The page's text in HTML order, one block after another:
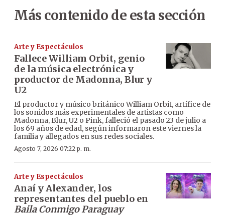
Más contenido de esta sección
Arte y Espectáculos
Fallece William Orbit, genio
de la música electrónica y
productor de Madonna, Blur y
U2
El productor y músico británico William Orbit, artífice de
los sonidos más experimentales de artistas como
Madonna, Blur, U2 o Pink, falleció el pasado 23 de julio a
los 69 años de edad, según informaron este viernes la
familia y allegados en sus redes sociales.
Agosto 7, 2026 07:22 p. m.
Arte y Espectáculos
Anaí y Alexander, los
representantes del pueblo en
Baila Conmigo Paraguay